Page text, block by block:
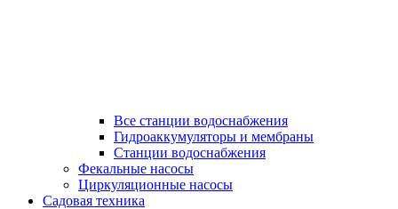
Все станции водоснабжения
Гидроаккумуляторы и мембраны
Станции водоснабжения
Фекальные насосы
Циркуляционные насосы
Садовая техника